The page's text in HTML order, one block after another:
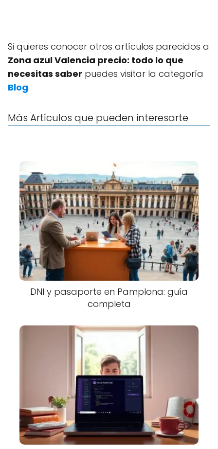
Si quieres conocer otros artículos parecidos a
Zona azul Valencia precio: todo lo que
necesitas saber puedes visitar la categoría
Blog.
Más Artículos que pueden interesarte
DNI y pasaporte en Pamplona: guía
completa